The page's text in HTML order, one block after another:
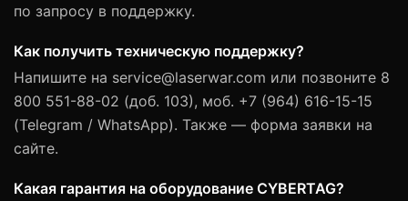
по запросу в поддержку.
Как получить техническую поддержку?
Напишите на service@laserwar.com или позвоните 8
800 551-88-02 (доб. 103), моб. +7 (964) 616-15-15
(Telegram / WhatsApp). Также — форма заявки на
сайте.
Какая гарантия на оборудование CYBERTAG?